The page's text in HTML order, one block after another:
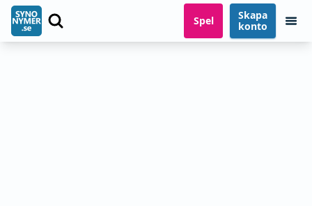
Spel
Skapa
konto